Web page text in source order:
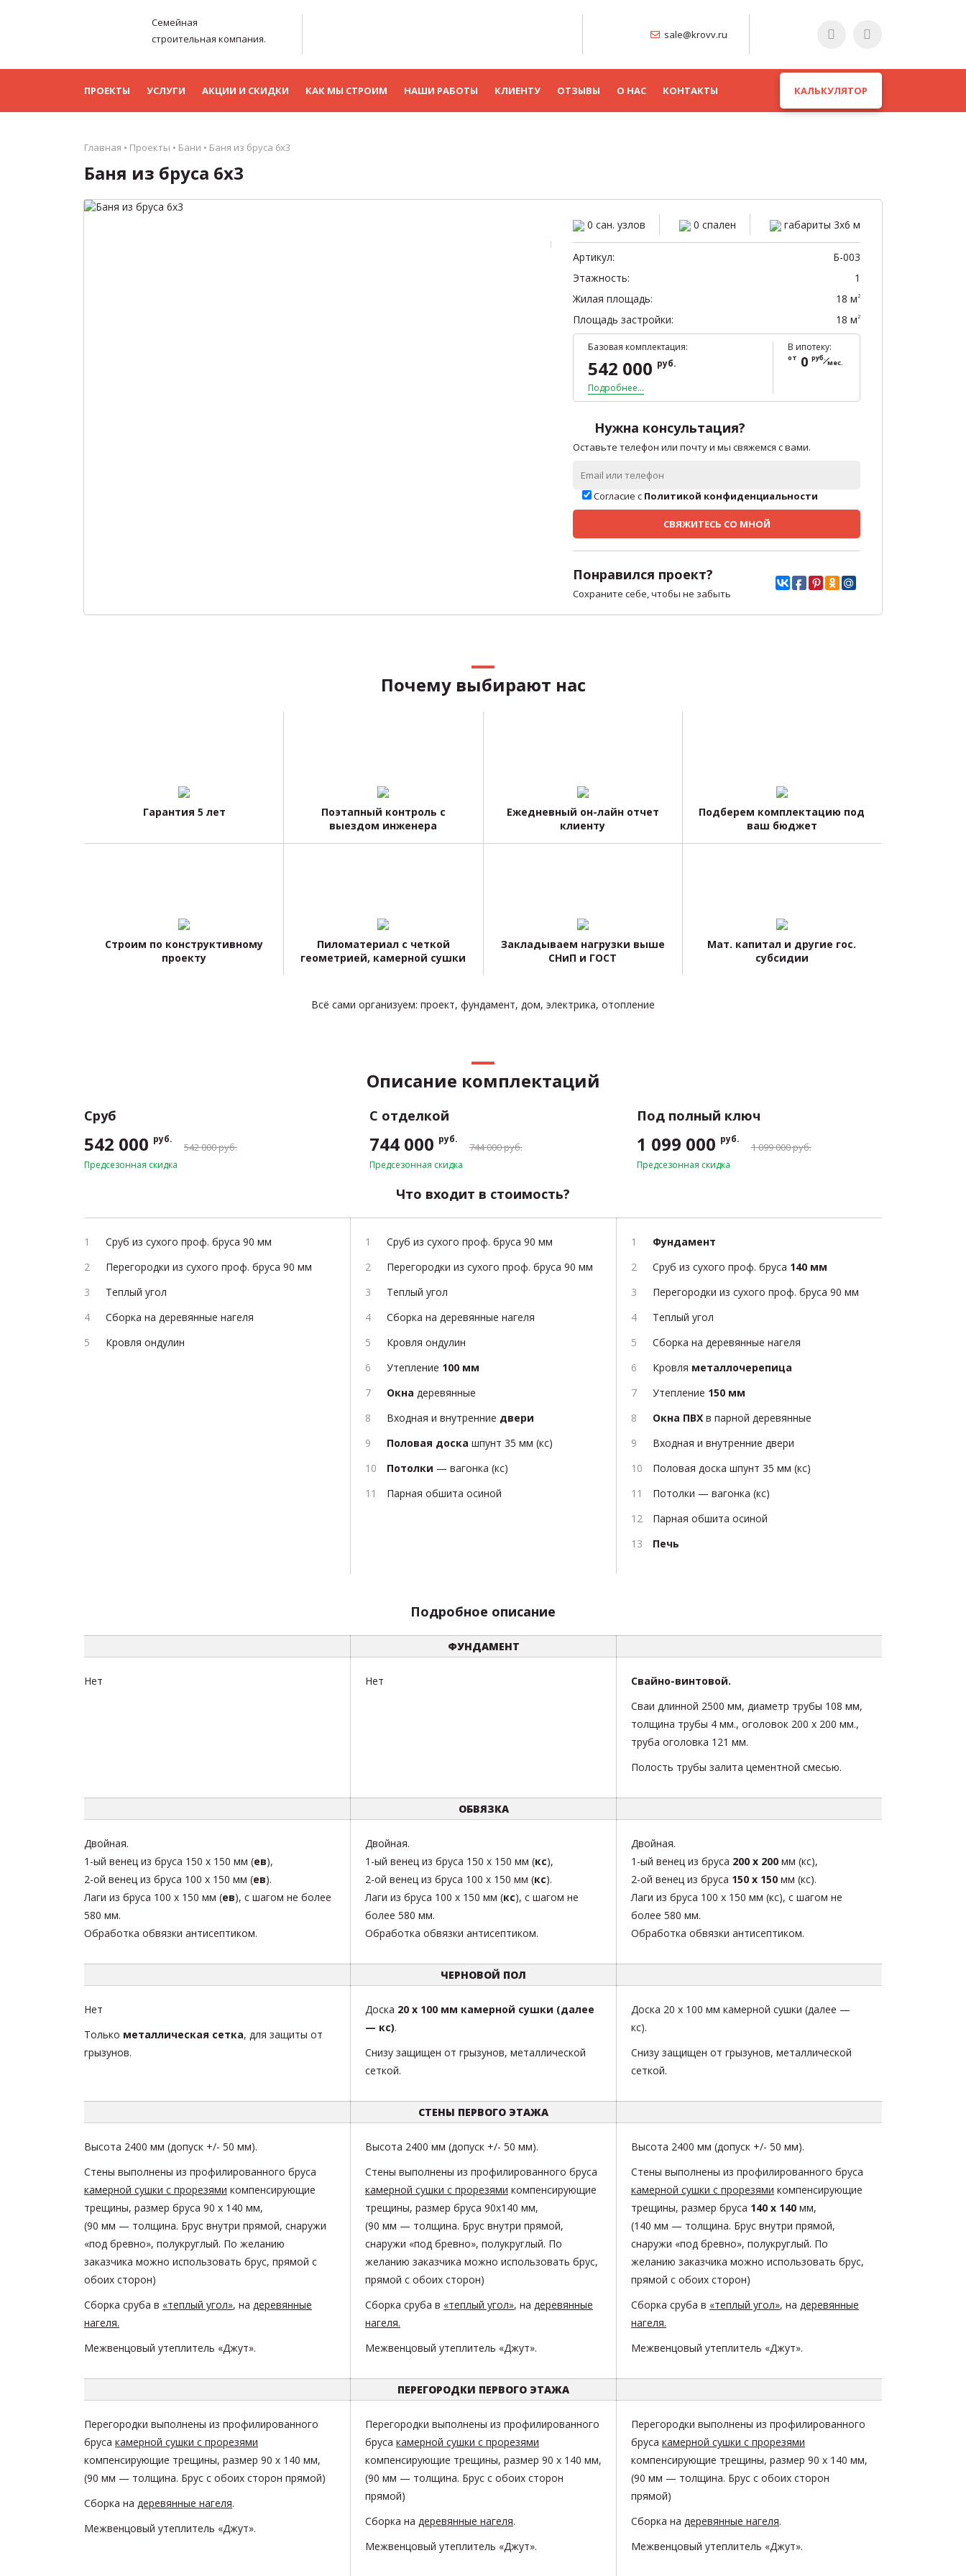
Семейная
строительная компания.
sale@krovv.ru
ПРОЕКТЫ УСЛУГИ АКЦИИ И СКИДКИ КАК МЫ СТРОИМ НАШИ РАБОТЫ КЛИЕНТУ ОТЗЫВЫ О НАС КОНТАКТЫ КАЛЬКУЛЯТОР
Главная • Проекты • Бани • Баня из бруса 6х3
Баня из бруса 6х3
0 сан. узлов 0 спален габариты 3х6 м
Артикул:
Б-003
Этажность:
1
Жилая площадь:
18 м2
Площадь застройки: 18 м2
Базовая комплектация:
542 000 руб.
Подробнее...
В ипотеку:
от 0 руб.
мес.
Нужна консультация?
Оставьте телефон или почту и мы свяжемся с вами.
Согласие с Политикой конфиденциальности
СВЯЖИТЕСЬ СО МНОЙ
Понравился проект?
Сохраните себе, чтобы не забыть
Почему выбирают нас
Гарантия 5 лет
Поэтапный контроль с
выездом инженера
Ежедневный он-лайн отчет
клиенту
Подберем комплектацию под
ваш бюджет
Строим по конструктивному
проекту
Пиломатериал с четкой
геометрией, камерной сушки
Закладываем нагрузки выше
СНиП и ГОСТ
Мат. капитал и другие гос.
субсидии
Всё сами организуем: проект, фундамент, дом, электрика, отопление
Описание комплектаций
Сруб
542 000 руб.
542 000 руб.
Предсезонная скидка
С отделкой
744 000 руб.
744 000 руб.
Предсезонная скидка
Под полный ключ
1 099 000 руб.
1 099 000 руб.
Предсезонная скидка
Что входит в стоимость?
Сруб из сухого проф. бруса 90 мм
Перегородки из сухого проф. бруса 90 мм
Теплый угол
Сборка на деревянные нагеля
Кровля ондулин
Сруб из сухого проф. бруса 90 мм
Перегородки из сухого проф. бруса 90 мм
Теплый угол
Сборка на деревянные нагеля
Кровля ондулин
Утепление 100 мм
Окна деревянные
Входная и внутренние двери
Половая доска шпунт 35 мм (кс)
Потолки — вагонка (кс)
Парная обшита осиной
Фундамент
Сруб из сухого проф. бруса 140 мм
Перегородки из сухого проф. бруса 90 мм
Теплый угол
Сборка на деревянные нагеля
Кровля металлочерепица
Утепление 150 мм
Окна ПВХ в парной деревянные
Входная и внутренние двери
Половая доска шпунт 35 мм (кс)
Потолки — вагонка (кс)
Парная обшита осиной
Печь
Подробное описание
ФУНДАМЕНТ
Нет Нет
Свайно-винтовой.
Сваи длинной 2500 мм, диаметр трубы 108 мм,
толщина трубы 4 мм., оголовок 200 х 200 мм.,
труба оголовка 121 мм.
Полость трубы залита цементной смесью.
ОБВЯЗКА
Двойная.
1-ый венец из бруса 150 х 150 мм (ев),
2-ой венец из бруса 100 х 150 мм (ев).
Лаги из бруса 100 х 150 мм (ев), с шагом не более
580 мм.
Обработка обвязки антисептиком.
Двойная.
1-ый венец из бруса 150 х 150 мм (кс),
2-ой венец из бруса 100 х 150 мм (кс).
Лаги из бруса 100 х 150 мм (кс), с шагом не
более 580 мм.
Обработка обвязки антисептиком.
Двойная.
1-ый венец из бруса 200 х 200 мм (кс),
2-ой венец из бруса 150 х 150 мм (кс).
Лаги из бруса 100 х 150 мм (кс), с шагом не
более 580 мм.
Обработка обвязки антисептиком.
ЧЕРНОВОЙ ПОЛ
Нет
Только металлическая сетка, для защиты от
грызунов.
Доска 20 х 100 мм камерной сушки (далее
— кс).
Снизу защищен от грызунов, металлической
сеткой.
Доска 20 х 100 мм камерной сушки (далее —
кс).
Снизу защищен от грызунов, металлической
сеткой.
СТЕНЫ ПЕРВОГО ЭТАЖА
Высота 2400 мм (допуск +/- 50 мм).
Стены выполнены из профилированного бруса
камерной сушки с прорезями компенсирующие
трещины, размер бруса 90 х 140 мм,
(90 мм — толщина. Брус внутри прямой, снаружи
«под бревно», полукруглый. По желанию
заказчика можно использовать брус, прямой с
обоих сторон)
Сборка сруба в «теплый угол», на деревянные
нагеля.
Межвенцовый утеплитель «Джут».
Высота 2400 мм (допуск +/- 50 мм).
Стены выполнены из профилированного бруса
камерной сушки с прорезями компенсирующие
трещины, размер бруса 90х140 мм,
(90 мм — толщина. Брус внутри прямой,
снаружи «под бревно», полукруглый. По
желанию заказчика можно использовать брус,
прямой с обоих сторон)
Сборка сруба в «теплый угол», на деревянные
нагеля.
Межвенцовый утеплитель «Джут».
Высота 2400 мм (допуск +/- 50 мм).
Стены выполнены из профилированного бруса
камерной сушки с прорезями компенсирующие
трещины, размер бруса 140 х 140 мм,
(140 мм — толщина. Брус внутри прямой,
снаружи «под бревно», полукруглый. По
желанию заказчика можно использовать брус,
прямой с обоих сторон)
Сборка сруба в «теплый угол», на деревянные
нагеля.
Межвенцовый утеплитель «Джут».
ПЕРЕГОРОДКИ ПЕРВОГО ЭТАЖА
Перегородки выполнены из профилированного
бруса камерной сушки с прорезями
компенсирующие трещины, размер 90 х 140 мм,
(90 мм — толщина. Брус с обоих сторон прямой)
Сборка на деревянные нагеля.
Межвенцовый утеплитель «Джут».
Перегородки выполнены из профилированного
бруса камерной сушки с прорезями
компенсирующие трещины, размер 90 х 140 мм,
(90 мм — толщина. Брус с обоих сторон
прямой)
Сборка на деревянные нагеля.
Межвенцовый утеплитель «Джут».
Перегородки выполнены из профилированного
бруса камерной сушки с прорезями
компенсирующие трещины, размер 90 х 140 мм,
(90 мм — толщина. Брус с обоих сторон
прямой)
Сборка на деревянные нагеля.
Межвенцовый утеплитель «Джут».